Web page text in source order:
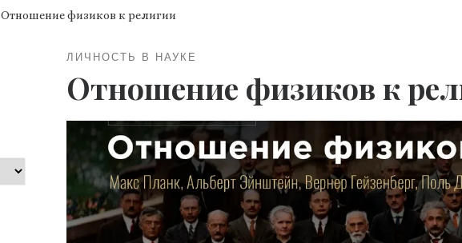
Отношение физиков к религии
ЛИЧНОСТЬ В НАУКЕ
Отношение физиков к